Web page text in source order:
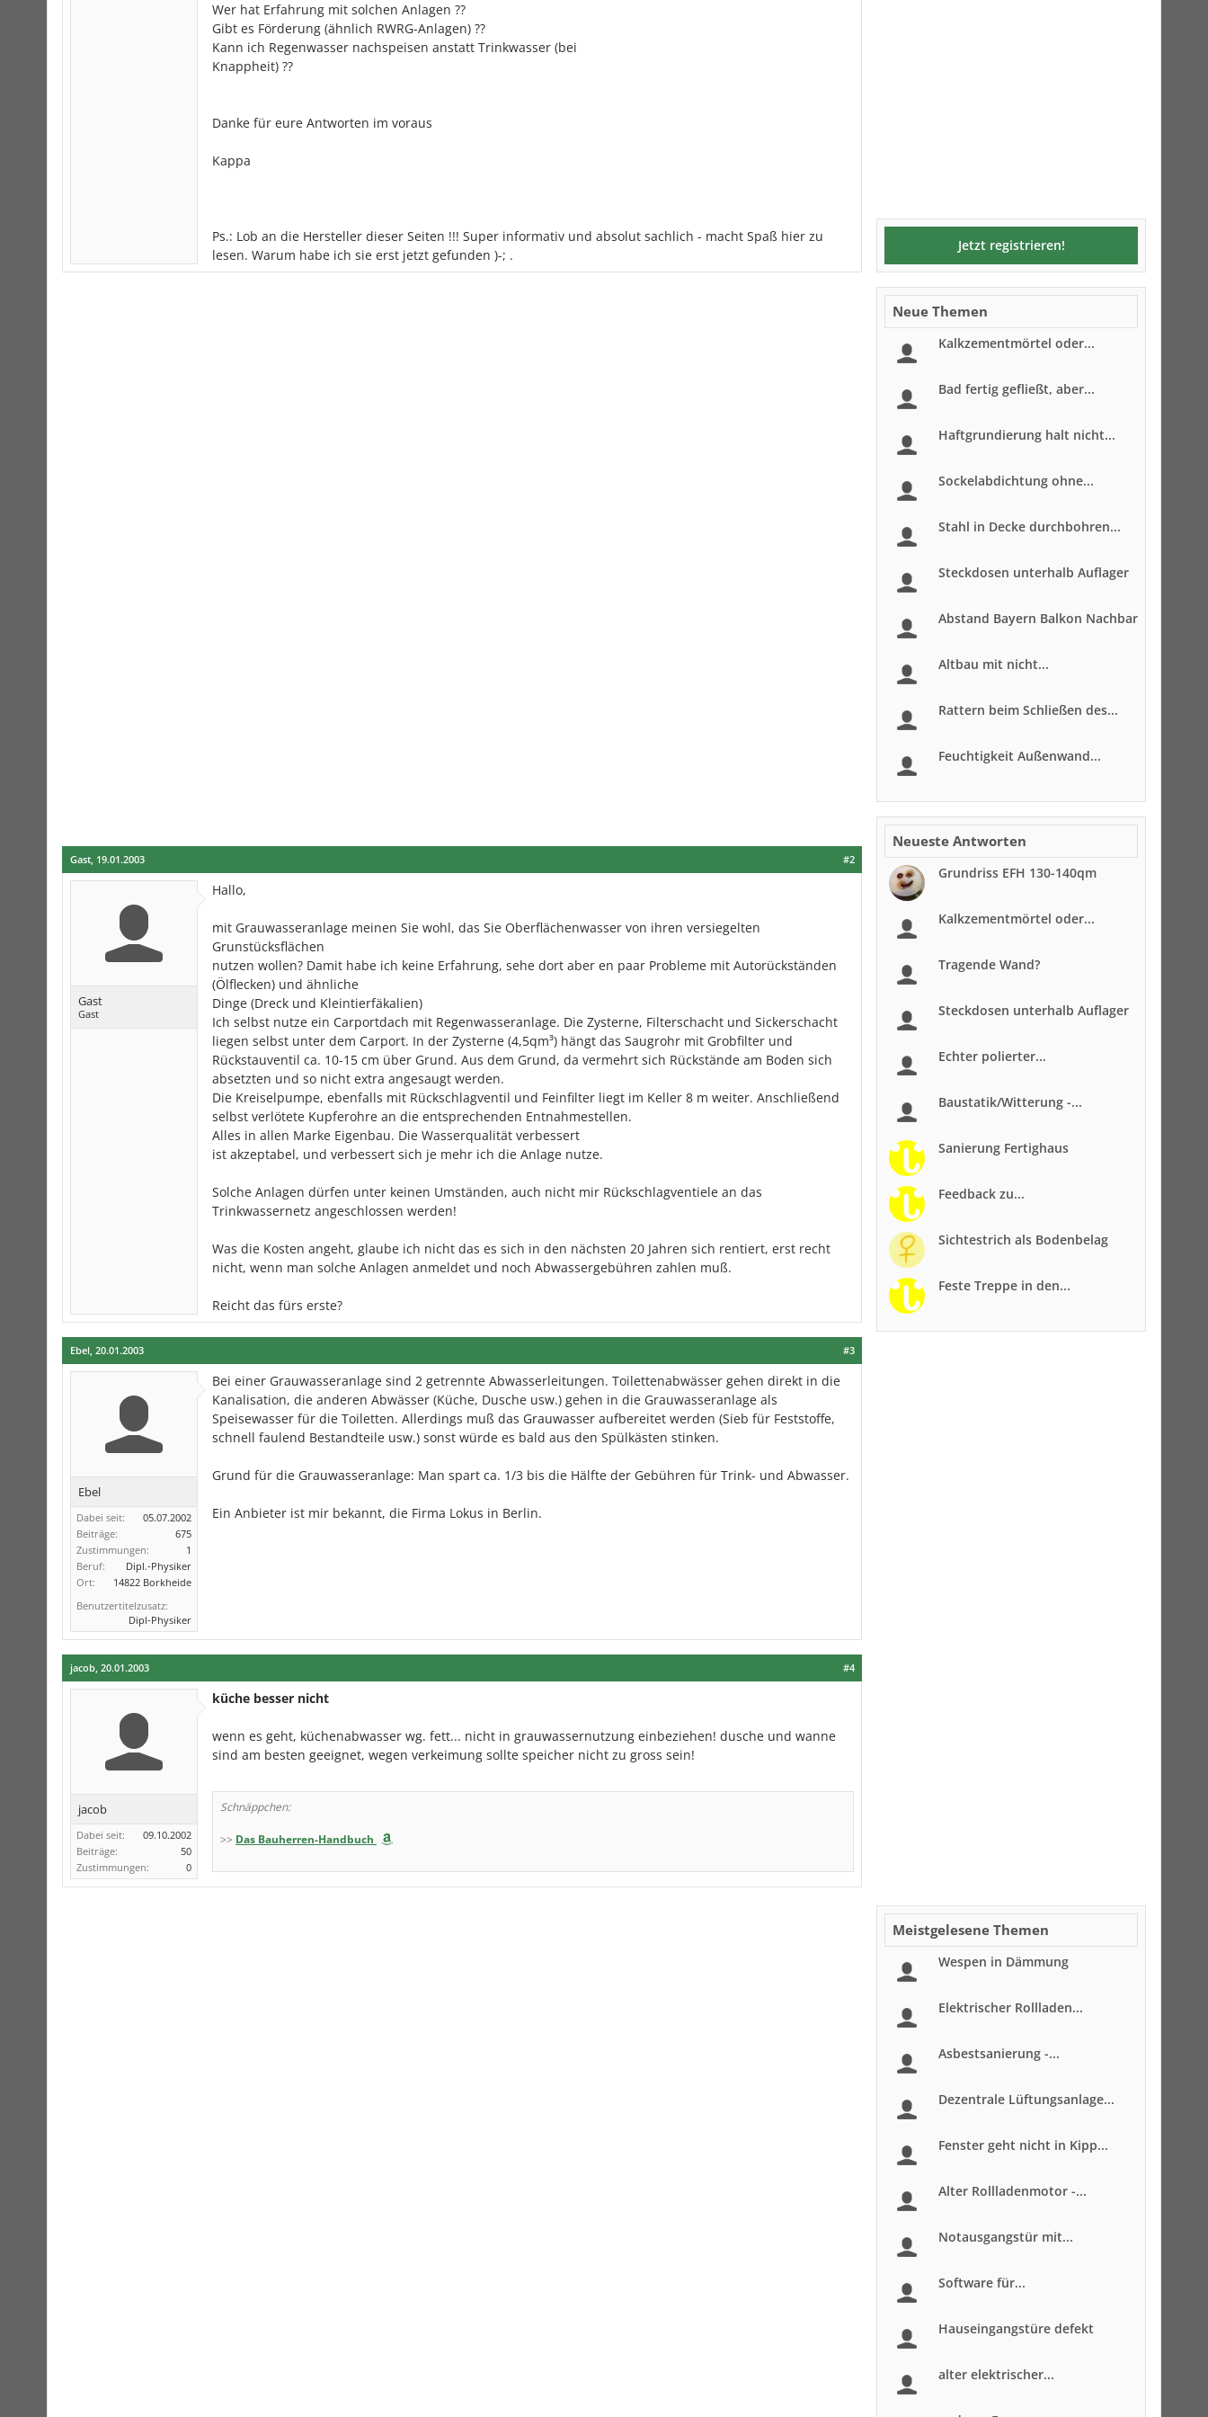
Wer hat Erfahrung mit solchen Anlagen ??
Gibt es Förderung (ähnlich RWRG-Anlagen) ??
Kann ich Regenwasser nachspeisen anstatt Trinkwasser (bei
Knappheit) ??
Danke für eure Antworten im voraus
Kappa
Ps.: Lob an die Hersteller dieser Seiten !!! Super informativ und absolut sachlich - macht Spaß hier zu
lesen. Warum habe ich sie erst jetzt gefunden )-; .
#2
Gast, 19.01.2003
Gast
Gast
Hallo,
mit Grauwasseranlage meinen Sie wohl, das Sie Oberflächenwasser von ihren versiegelten
Grunstücksflächen
nutzen wollen? Damit habe ich keine Erfahrung, sehe dort aber en paar Probleme mit Autorückständen
(Ölflecken) und ähnliche
Dinge (Dreck und Kleintierfäkalien)
Ich selbst nutze ein Carportdach mit Regenwasseranlage. Die Zysterne, Filterschacht und Sickerschacht
liegen selbst unter dem Carport. In der Zysterne (4,5qm³) hängt das Saugrohr mit Grobfilter und
Rückstauventil ca. 10-15 cm über Grund. Aus dem Grund, da vermehrt sich Rückstände am Boden sich
absetzten und so nicht extra angesaugt werden.
Die Kreiselpumpe, ebenfalls mit Rückschlagventil und Feinfilter liegt im Keller 8 m weiter. Anschließend
selbst verlötete Kupferohre an die entsprechenden Entnahmestellen.
Alles in allen Marke Eigenbau. Die Wasserqualität verbessert
ist akzeptabel, und verbessert sich je mehr ich die Anlage nutze.
Solche Anlagen dürfen unter keinen Umständen, auch nicht mir Rückschlagventiele an das
Trinkwassernetz angeschlossen werden!
Was die Kosten angeht, glaube ich nicht das es sich in den nächsten 20 Jahren sich rentiert, erst recht
nicht, wenn man solche Anlagen anmeldet und noch Abwassergebühren zahlen muß.
Reicht das fürs erste?
#3
Ebel, 20.01.2003
Ebel
Dabei seit:
05.07.2002
Beiträge:
675
Zustimmungen:
1
Beruf:
Dipl.-Physiker
Ort:
14822 Borkheide
Benutzertitelzusatz:
Dipl-Physiker
Bei einer Grauwasseranlage sind 2 getrennte Abwasserleitungen. Toilettenabwässer gehen direkt in die
Kanalisation, die anderen Abwässer (Küche, Dusche usw.) gehen in die Grauwasseranlage als
Speisewasser für die Toiletten. Allerdings muß das Grauwasser aufbereitet werden (Sieb für Feststoffe,
schnell faulend Bestandteile usw.) sonst würde es bald aus den Spülkästen stinken.
Grund für die Grauwasseranlage: Man spart ca. 1/3 bis die Hälfte der Gebühren für Trink- und Abwasser.
Ein Anbieter ist mir bekannt, die Firma Lokus in Berlin.
#4
jacob, 20.01.2003
jacob
Dabei seit:
09.10.2002
Beiträge:
50
Zustimmungen:
0
küche besser nicht
wenn es geht, küchenabwasser wg. fett... nicht in grauwassernutzung einbeziehen! dusche und wanne
sind am besten geeignet, wegen verkeimung sollte speicher nicht zu gross sein!
Schnäppchen:
>> Das Bauherren-Handbuch
Jetzt registrieren!
Neue Themen
Kalkzementmörtel oder...
Bad fertig gefließt, aber...
Haftgrundierung halt nicht...
Sockelabdichtung ohne...
Stahl in Decke durchbohren...
Steckdosen unterhalb Auflager
Abstand Bayern Balkon Nachbar
Altbau mit nicht...
Rattern beim Schließen des...
Feuchtigkeit Außenwand...
Neueste Antworten
Grundriss EFH 130-140qm
Kalkzementmörtel oder...
Tragende Wand?
Steckdosen unterhalb Auflager
Echter polierter...
Baustatik/Witterung -...
Sanierung Fertighaus
Feedback zu...
Sichtestrich als Bodenbelag
Feste Treppe in den...
Meistgelesene Themen
Wespen in Dämmung
Elektrischer Rollladen...
Asbestsanierung -...
Dezentrale Lüftungsanlage...
Fenster geht nicht in Kipp...
Alter Rollladenmotor -...
Notausgangstür mit...
Software für...
Hauseingangstüre defekt
alter elektrischer...